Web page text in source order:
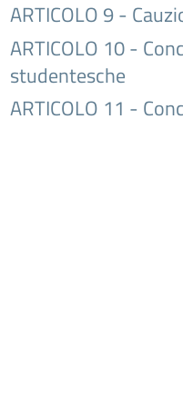
ARTICOLO 9 -
ARTICOLO 10 -
studentesche
ARTICOLO 11 -